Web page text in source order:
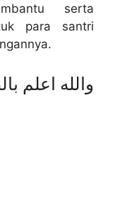
serta
para santri
والله اعلم